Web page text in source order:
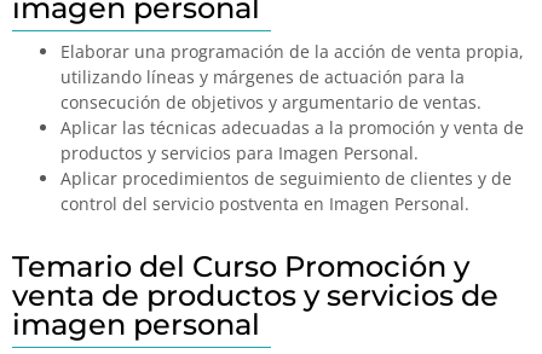
imagen personal
Elaborar una programación de la acción de venta propia,
utilizando líneas y márgenes de actuación para la
consecución de objetivos y argumentario de ventas.
Aplicar las técnicas adecuadas a la promoción y venta de
productos y servicios para Imagen Personal.
Aplicar procedimientos de seguimiento de clientes y de
control del servicio postventa en Imagen Personal.
Temario del Curso Promoción y
venta de productos y servicios de
imagen personal